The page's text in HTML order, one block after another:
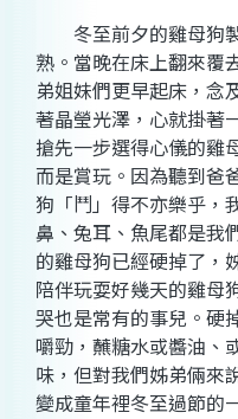
冬至前夕的雞母狗
熟。當晚在床上翻來覆
弟姐妹們更早起床，念
著晶瑩光澤，心就掛著
搶先一步選得心儀的雞
而是賞玩。因為聽到爸
狗「鬥」得不亦樂乎，
鼻、兔耳、魚尾都是我
的雞母狗已經硬掉了，
陪伴玩耍好幾天的雞母
哭也是常有的事兒。硬
嚼勁，蘸糖水或醬油、
味，但對我們姊弟倆來
變成童年裡冬至過節的